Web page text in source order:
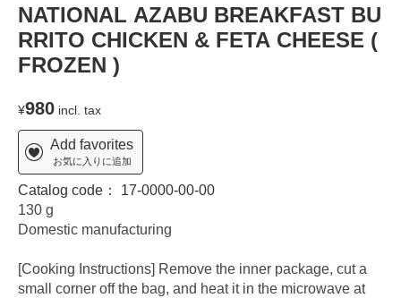
NATIONAL AZABU BREAKFAST BU
RRITO CHICKEN & FETA CHEESE (
FROZEN )
¥980 incl. tax
Add favorites
お気に入りに追加
Catalog code： 17-0000-00-00
130 g
Domestic manufacturing
[Cooking Instructions] Remove the inner package, cut a
small corner off the bag, and heat it in the microwave at